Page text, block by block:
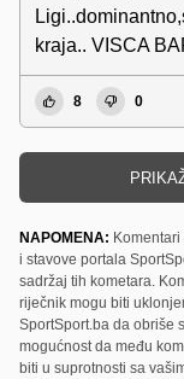
kraja.. VISCA
8 0
NAPOMENA:
i stavove portala
sadržaj tih kometara.
riječnik mogu biti
SportSport.ba da obriše
mogućnost da među
biti u suprotnosti sa